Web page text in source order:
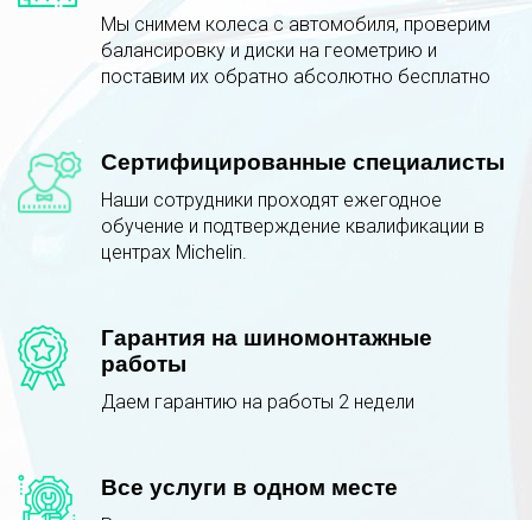
Мы снимем колеса с автомобиля, проверим
балансировку и диски на геометрию и
поставим их обратно абсолютно бесплатно
Сертифицированные специалисты
Наши сотрудники проходят ежегодное
обучение и подтверждение квалификации в
центрах Michelin.
Гарантия на шиномонтажные
работы
Даем гарантию на работы 2 недели
Все услуги в одном месте